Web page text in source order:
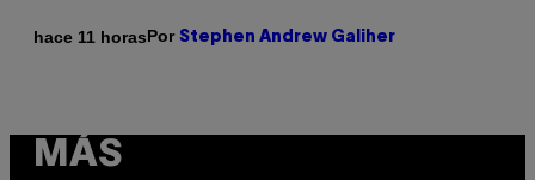
hace 11 horasPor Stephen Andrew Galiher
MÁS